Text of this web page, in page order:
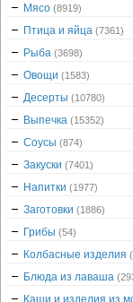
Мясо (8919)
Птица и яйца (7361)
Рыба (3698)
Овощи (1583)
Десерты (10780)
Выпечка (15352)
Соусы (874)
Закуски (7401)
Напитки (1977)
Заготовки (1886)
Грибы (54)
Колбасные изделия
Блюда из лаваша
Каши и изделия из